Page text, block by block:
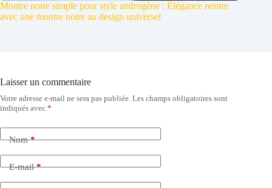
Montre noire simple pour style androgène : Élégance neutre
avec une montre noire au design universel
Laisser un commentaire
Votre adresse e-mail ne sera pas publiée. Les champs obligatoires sont
indiqués avec *
Nom*
E-mail*